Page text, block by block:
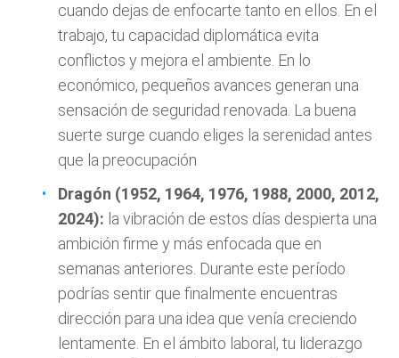
cuando dejas de enfocarte tanto en ellos. En el
trabajo, tu capacidad diplomática evita
conflictos y mejora el ambiente. En lo
económico, pequeños avances generan una
sensación de seguridad renovada. La buena
suerte surge cuando eliges la serenidad antes
que la preocupación
Dragón (1952, 1964, 1976, 1988, 2000, 2012,
2024): la vibración de estos días despierta una
ambición firme y más enfocada que en
semanas anteriores. Durante este período
podrías sentir que finalmente encuentras
dirección para una idea que venía creciendo
lentamente. En el ámbito laboral, tu liderazgo